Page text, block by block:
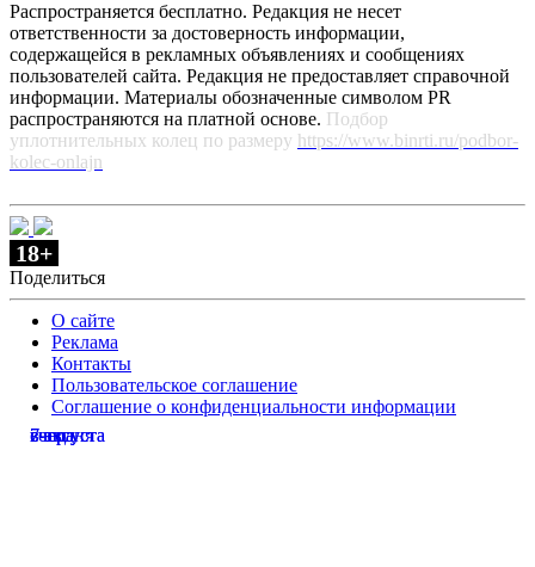
сегодня
вчера
вчера
7 августа
7 августа
Распространяется бесплатно. Редакция не несет
ответственности за достоверность информации,
содержащейся в рекламных объявлениях и сообщениях
пользователей сайта. Редакция не предоставляет справочной
информации. Материалы обозначенные символом PR
распространяются на платной основе. Подбор
уплотнительных колец по размеру https://www.binrti.ru/podbor-
kolec-onlajn
18+
Поделиться
О сайте
Реклама
Контакты
Пользовательское соглашение
Соглашение о конфиденциальности информации